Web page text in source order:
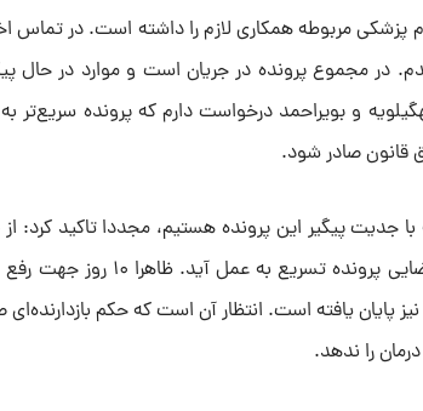
پزشکی مربوطه همکاری لازم را داشته است. در تماس
در مجموع پرونده در جریان است و موارد در حال
و بویراحمد درخواست دارم که پرونده سریع‌تر
قانون صادر شود.
با جدیت پیگیر این پرونده هستیم، مجددا تاکید کرد:
داریم که در روند قضایی
که این ۱۰ روز نیز پایان یافته است. انتظار آن است که حکم
را ندهد.